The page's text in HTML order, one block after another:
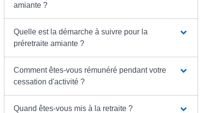
amiante ?
Quelle est la démarche à suivre pour la
préretraite amiante ?
Comment êtes-vous rémunéré pendant votre
cessation d'activité ?
Quand êtes-vous mis à la retraite ?